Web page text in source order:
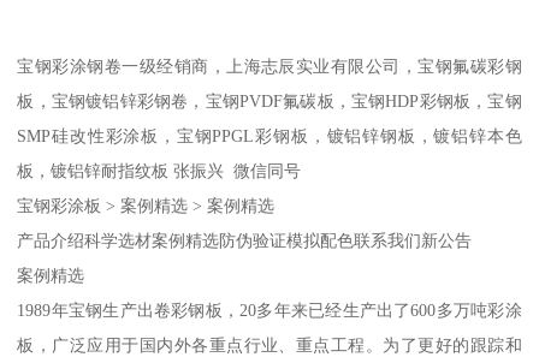
宝钢彩涂钢卷一级经销商，上海志辰实业有限公司，宝钢氟碳彩钢
板，宝钢镀铝锌彩钢卷，宝钢PVDF氟碳板，宝钢HDP彩钢板，宝钢
SMP硅改性彩涂板，宝钢PPGL彩钢板，镀铝锌钢板，镀铝锌本色
板，镀铝锌耐指纹板 张振兴 微信同号
宝钢彩涂板 > 案例精选 > 案例精选
产品介绍科学选材案例精选防伪验证模拟配色联系我们新公告
案例精选
1989年宝钢生产出卷彩钢板，20多年来已经生产出了600多万吨彩涂
板，广泛应用于国内外各重点行业、重点工程。为了更好的跟踪和